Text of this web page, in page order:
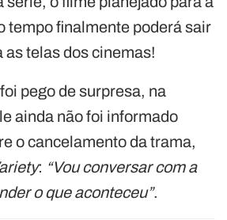
tempo finalmente poderá sair
as telas dos cinemas!
pego de surpresa, na
ainda não foi informado
o cancelamento da trama,
: “Vou conversar com a
o que aconteceu”.